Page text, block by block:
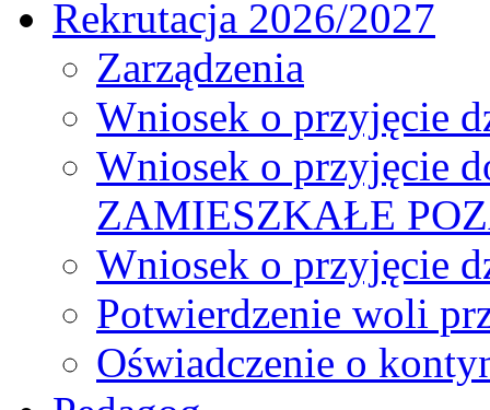
Rekrutacja 2026/2027
Zarządzenia
Wniosek o przyjęcie
Wniosek o przyjęcie
ZAMIESZKAŁE
Wniosek o przyjęcie
Potwierdzenie woli
Oświadczenie o